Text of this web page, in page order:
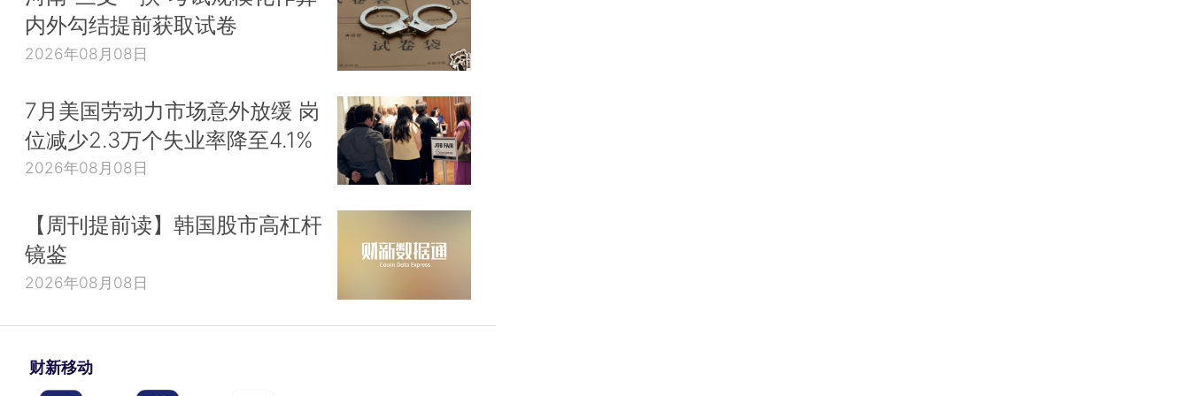
内外勾结提前获取试卷
2026年08月08日
7月美国劳动力市场意外放缓 岗
位减少2.3万个失业率降至4.1%
2026年08月08日
【周刊提前读】韩国股市高杠杆
镜鉴
2026年08月08日
财新移动